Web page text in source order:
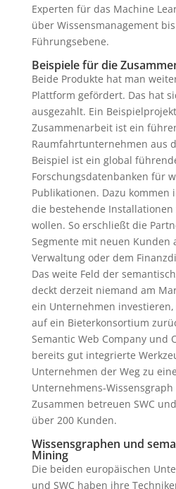
Experten für das Machine
über Wissensmanagement
Führungsebene.
Beispiele für die
Beide Produkte hat man
Plattform gefördert. Das hat
ausgezahlt. Ein
Zusammenarbeit ist ein
Raumfahrtunternehmen aus
Beispiel ist ein global
Forschungsdatenbanken für
Publikationen. Dazu kommen
die bestehende
wollen. So erschließt die
Segmente mit neuen Kunden
Verwaltung oder dem
Das weite Feld der
deckt derzeit niemand am
ein Unternehmen
auf ein Bieterkonsortium
Semantic Web Company und
bereits gut integrierte
Unternehmen der Weg zu
Unternehmens-
Zusammen betreuen SWC
über 200 Kunden.
Wissensgraphen und
Mining
Die beiden europäischen
und SWC haben ihre